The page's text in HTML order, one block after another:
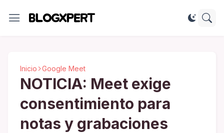
Inicio Google Meet
NOTICIA: Meet exige
consentimiento para
notas y grabaciones